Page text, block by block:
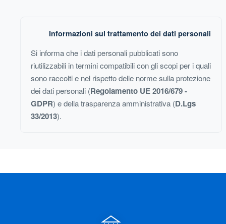
Informazioni sul trattamento dei dati personali
Si informa che i dati personali pubblicati sono
riutilizzabili in termini compatibili con gli scopi per i quali
sono raccolti e nel rispetto delle norme sulla protezione
dei dati personali (Regolamento UE 2016/679 -
GDPR) e della trasparenza amministrativa (D.Lgs
33/2013).